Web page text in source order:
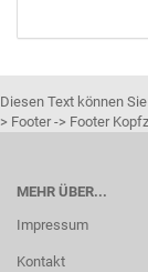
Diesen Text können
> Footer -> Footer
MEHR ÜBER...
Impressum
Kontakt